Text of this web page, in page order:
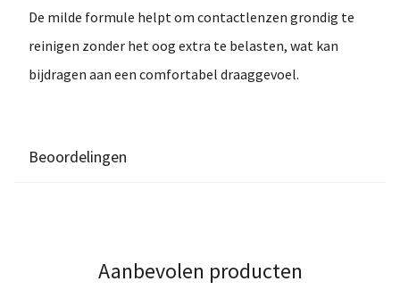
De milde formule helpt om contactlenzen grondig te
reinigen zonder het oog extra te belasten, wat kan
bijdragen aan een comfortabel draaggevoel.
Beoordelingen
Aanbevolen producten